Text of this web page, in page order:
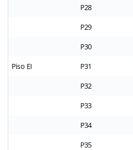
P28
P29
P30
Piso EI P31
P32
P33
P34
P35